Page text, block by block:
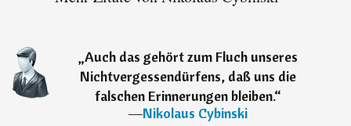
„Auch das gehört zum Fluch unseres
Nichtvergessendürfens, daß uns die
falschen Erinnerungen bleiben.“
―Nikolaus Cybinski